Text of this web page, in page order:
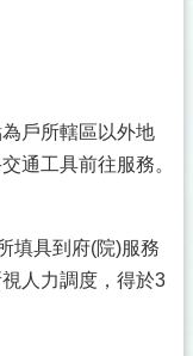
戶所轄區以外地
通工具前往服務。
填具到府(院)服務
人力調度，得於3